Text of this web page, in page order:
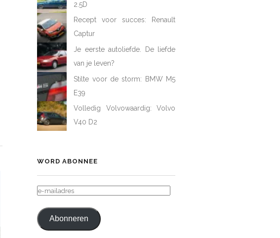
2.5D
Recept voor succes: Renault
Captur
Je eerste autoliefde. De liefde
van je leven?
Stilte voor de storm: BMW M5
E39
Volledig Volvowaardig: Volvo
V40 D2
WORD ABONNEE
E-
Abonneren